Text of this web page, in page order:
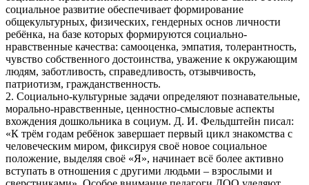
социальное развитие обеспечивает формирование
общекультурных, физических, гендерных основ личности
ребёнка, на базе которых формируются социально-
нравственные качества: самооценка, эмпатия, толерантность,
чувство собственного достоинства, уважение к окружающим
людям, заботливость, справедливость, отзывчивость,
патриотизм, гражданственность.
2. Социально-культурные задачи определяют познавательные,
морально-нравственные, ценностно-смысловые аспекты
вхождения дошкольника в социум. Д. И. Фельдштейн писал:
«К трём годам ребёнок завершает первый цикл знакомства с
человеческим миром, фиксируя своё новое социальное
положение, выделяя своё «Я», начинает всё более активно
вступать в отношения с другими людьми – взрослыми и